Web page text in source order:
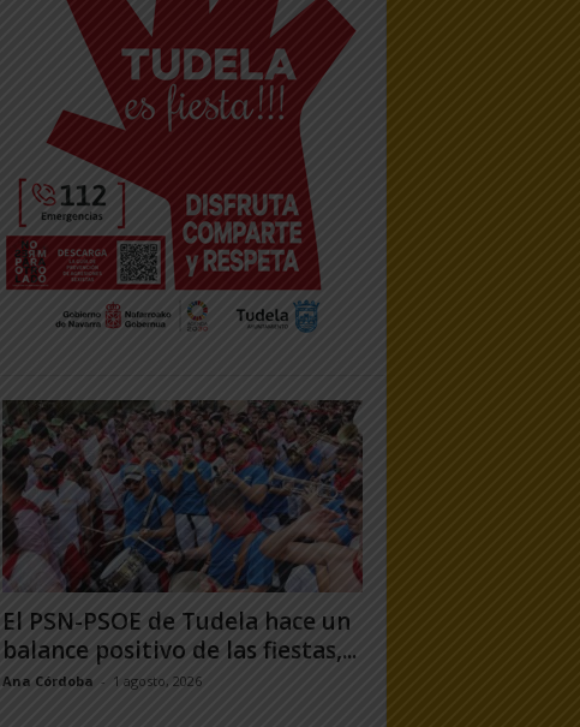
El PSN-PSOE de Tudela hace un
balance positivo de las fiestas,...
Ana Córdoba - 1 agosto, 2026